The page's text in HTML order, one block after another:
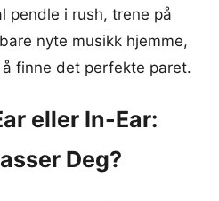
pendle i rush, trene på
nyte musikk hjemme,
finne det perfekte paret.
eller In-Ear:
Deg?